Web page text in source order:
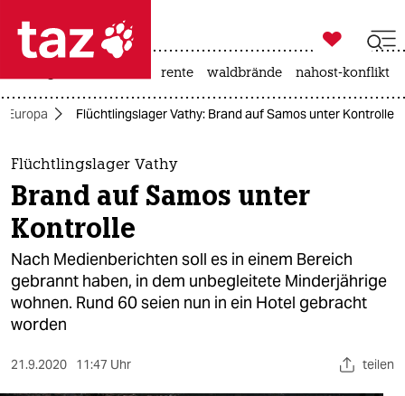
 taz zahl ich
taz zahl ich
themen
politik
öko
gesellschaft
kultur
sport

taz zahl ich
rente waldbrände nahost-konflikt
Europa Flüchtlingslager Vathy: Brand auf Samos unter Kontrolle
Flüchtlingslager Vathy
Brand auf Samos unter
Kontrolle
Nach Medienberichten soll es in einem Bereich
gebrannt haben, in dem unbegleitete Minderjährige
wohnen. Rund 60 seien nun in ein Hotel gebracht
worden
21.9.2020 11:47 Uhr teilen